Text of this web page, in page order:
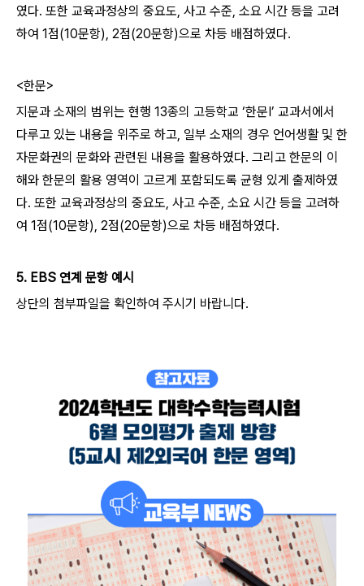
였다. 또한 교육과정상의 중요도, 사고 수준, 소요 시간 등을 고려
하여 1점(10문항), 2점(20문항)으로 차등 배점하였다.
<한문>
지문과 소재의 범위는 현행 13종의 고등학교 ‘한문Ⅰ’ 교과서에서
다루고 있는 내용을 위주로 하고, 일부 소재의 경우 언어생활 및 한
자문화권의 문화와 관련된 내용을 활용하였다. 그리고 한문의 이
해와 한문의 활용 영역이 고르게 포함되도록 균형 있게 출제하였
다. 또한 교육과정상의 중요도, 사고 수준, 소요 시간 등을 고려하
여 1점(10문항), 2점(20문항)으로 차등 배점하였다.
5. EBS 연계 문항 예시
상단의 첨부파일을 확인하여 주시기 바랍니다.